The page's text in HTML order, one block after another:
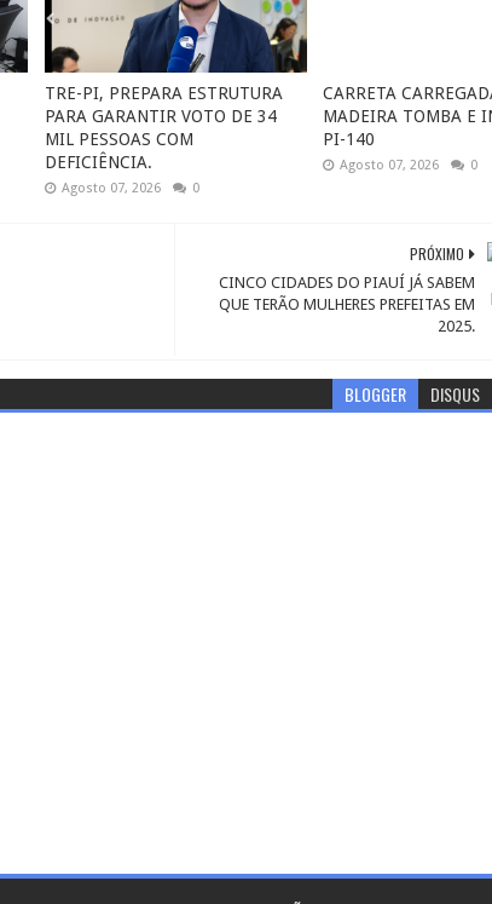
TRE-PI, PREPARA ESTRUTURA
PARA GARANTIR VOTO DE 34
MIL PESSOAS COM
DEFICIÊNCIA.
Agosto 07, 2026 0
CARRETA
MADEIRA TOMBA E
PI-140
Agosto 07, 2026 0
PRÓXIMO
CINCO CIDADES DO PIAUÍ JÁ SABEM
QUE TERÃO MULHERES PREFEITAS EM
2025.
BLOGGER DISQUS